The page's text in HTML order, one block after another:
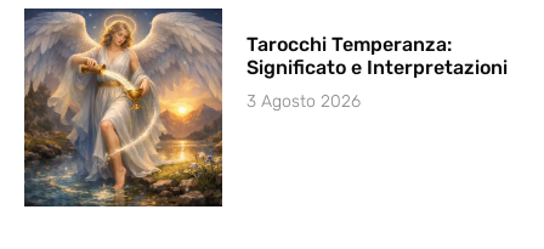
Tarocchi Temperanza:
Significato e Interpretazioni
3 Agosto 2026